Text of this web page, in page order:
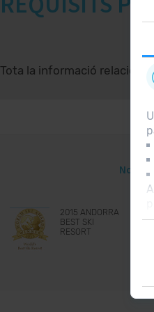
Tota la informació
Nota
2015 ANDORRA
BEST SKI
RESORT